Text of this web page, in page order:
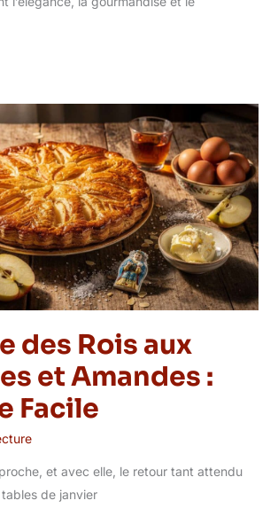
des Rois aux
et Amandes :
Facile
et avec elle, le retour tant attendu
de janvier